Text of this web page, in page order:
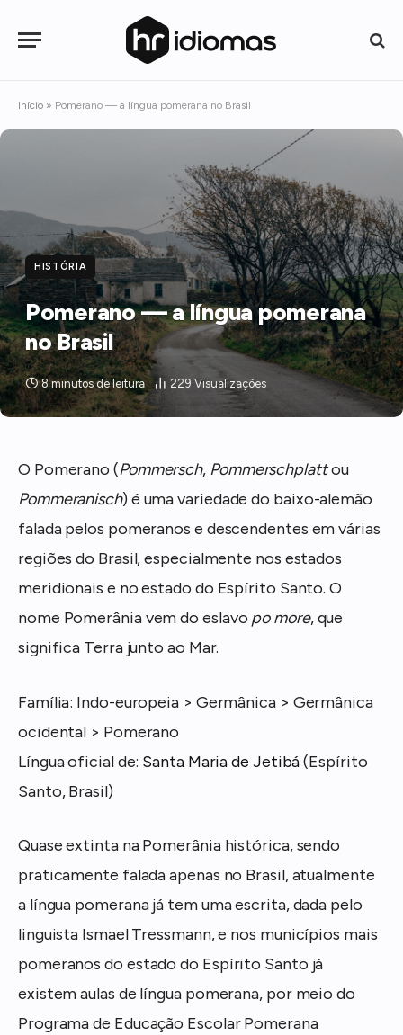
Início » Pomerano — a língua pomerana no Brasil
HISTÓRIA
Pomerano — a língua pomerana
no Brasil
8 minutos de leitura 229 Visualizações
O Pomerano (Pommersch, Pommerschplattou
Pommeranisch) é uma variedade do baixo-alemão
falada pelos pomeranos e descendentes em várias
regiões do Brasil, especialmente nos estados
meridionais e no estado do Espírito Santo. O
nome Pomerânia vem do eslavo po more, que
significa Terra junto ao Mar.
Família: Indo-europeia > Germânica > Germânica
ocidental > Pomerano
Língua oficial de: Santa Maria de Jetibá(Espírito
Santo, Brasil)
Quase extinta na Pomerânia histórica, sendo
praticamente falada apenas no Brasil, atualmente
a língua pomerana já tem uma escrita, dada pelo
linguista Ismael Tressmann, e nos municípios mais
pomeranos do estado do Espírito Santo já
existem aulas de língua pomerana, por meio do
Programa de Educação Escolar Pomerana